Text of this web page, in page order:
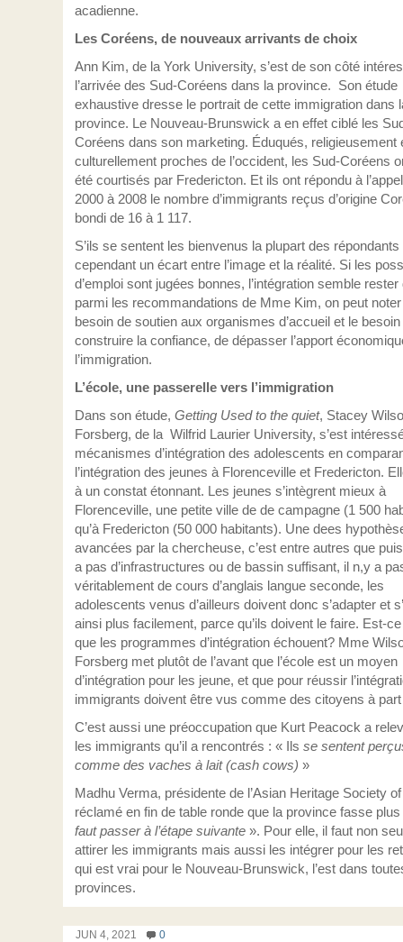
acadienne.
Les Coréens, de nouveaux arrivants de choix
Ann Kim, de la York University, s’est de son côté
l’arrivée des Sud-Coréens dans la province. Son étude
exhaustive dresse le portrait de cette immigration dans
province. Le Nouveau-Brunswick a en effet ciblé les
Coréens dans son marketing. Éduqués, religieusement
culturellement proches de l’occident, les Sud-Coréens
été courtisés par Fredericton. Et ils ont répondu à
2000 à 2008 le nombre d’immigrants reçus d’origine
bondi de 16 à 1 117.
S’ils se sentent les bienvenus la plupart des répondants
cependant un écart entre l’image et la réalité. Si les
d’emploi sont jugées bonnes, l’intégration semble
parmi les recommandations de Mme Kim, on peut
besoin de soutien aux organismes d’accueil et le besoin
construire la confiance, de dépasser l’apport
l’immigration.
L’école, une passerelle vers l’immigration
Dans son étude, Getting Used to the quiet, Stacey
Forsberg, de la Wilfrid Laurier University, s’est
mécanismes d’intégration des adolescents en
l’intégration des jeunes à Florenceville et Fredericton.
à un constat étonnant. Les jeunes s’intègrent mieux à
Florenceville, une petite ville de de campagne (1 500
qu’à Fredericton (50 000 habitants). Une dees
avancées par la chercheuse, c’est entre autres que
a pas d’infrastructures ou de bassin suffisant, il n,y a
véritablement de cours d’anglais langue seconde, les
adolescents venus d’ailleurs doivent donc s’adapter et
ainsi plus facilement, parce qu’ils doivent le faire. Est-
que les programmes d’intégration échouent? Mme
Forsberg met plutôt de l’avant que l’école est un moyen
d’intégration pour les jeune, et que pour réussir
immigrants doivent être vus comme des citoyens à
C’est aussi une préoccupation que Kurt Peacock a
les immigrants qu’il a rencontrés : « Ils se sentent
comme des vaches à lait (cash cows) »
Madhu Verma, présidente de l’Asian Heritage Society
réclamé en fin de table ronde que la province fasse
faut passer à l’étape suivante ». Pour elle, il faut non
attirer les immigrants mais aussi les intégrer pour les
qui est vrai pour le Nouveau-Brunswick, l’est dans
provinces.
JUN 4, 2021 0